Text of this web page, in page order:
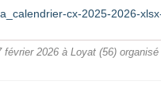
cx-2025-2026-
2026 à Loyat (56)